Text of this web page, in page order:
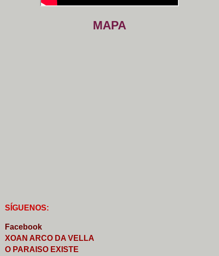
MAPA
S GUENOS:
Facebook
XOAN ARCO DA VELLA
O PARAISO EXISTE